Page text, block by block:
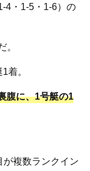
4・1-5・1-6）の
。
着。
腹に、1号艇の1
複数ランクイン